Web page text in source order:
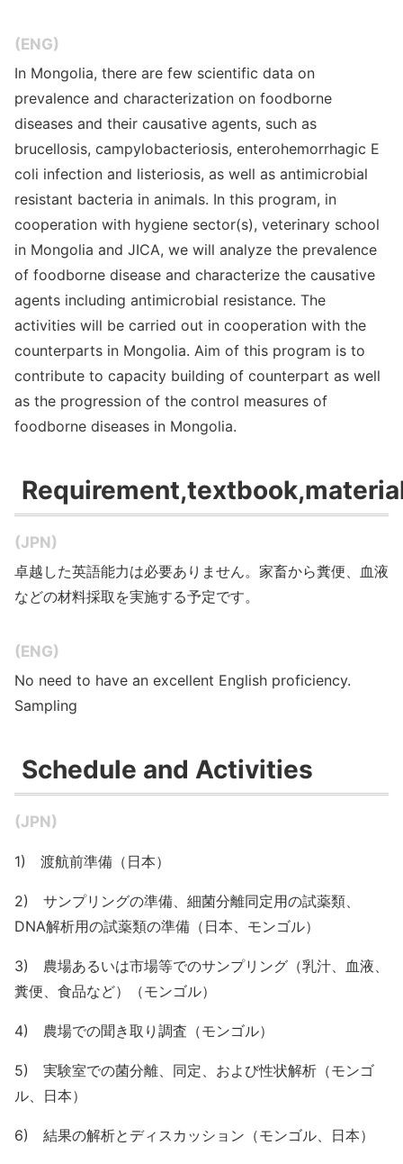
(ENG)
In Mongolia, there are few scientific data on
prevalence and characterization on foodborne
diseases and their causative agents, such as
brucellosis, campylobacteriosis, enterohemorrhagic E
coli infection and listeriosis, as well as antimicrobial
resistant bacteria in animals. In this program, in
cooperation with hygiene sector(s), veterinary school
in Mongolia and JICA, we will analyze the prevalence
of foodborne disease and characterize the causative
agents including antimicrobial resistance. The
activities will be carried out in cooperation with the
counterparts in Mongolia. Aim of this program is to
contribute to capacity building of counterpart as well
as the progression of the control measures of
foodborne diseases in Mongolia.
(JPN)
卓越した英語能力は必要ありません。家畜から糞便、血液
などの材料採取を実施する予定です。
(ENG)
No need to have an excellent English proficiency.
Sampling
Schedule and Activities
(JPN)
1) 渡航前準備（日本）
2) サンプリングの準備、細菌分離同定用の試薬類、
DNA解析用の試薬類の準備（日本、モンゴル）
3) 農場あるいは市場等でのサンプリング（乳汁、血液、
糞便、食品など）（モンゴル）
4) 農場での聞き取り調査（モンゴル）
5) 実験室での菌分離、同定、および性状解析（モンゴ
ル、日本）
6) 結果の解析とディスカッション（モンゴル、日本）